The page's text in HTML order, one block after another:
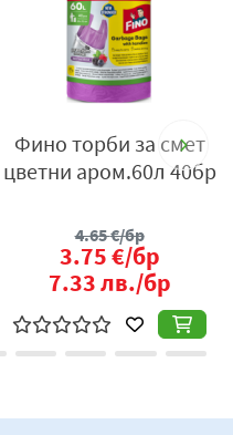
Фино торби за смет
цветни аром.60л 40бр
4.65€/бр
3.75€/бр
7.33лв./бр